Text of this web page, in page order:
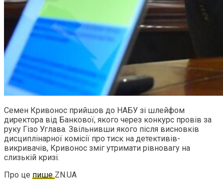
Семен Кривонос прийшов до НАБУ зі шлейфом
директора від Банкової, якого через конкурс провів за
руку Гізо Углава. Звільнивши якого після висновків
дисциплінарної комісії про тиск на детективів-
викривачів, Кривонос зміг утримати рівновагу на
слизькій кризі.
Про це пишеZN.UA